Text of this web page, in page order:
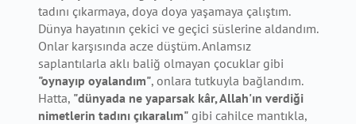
tadını çıkarmaya, doya doya yaşamaya çalıştım.
Dünya hayatının çekici ve geçici süslerine aldandım.
Onlar karşısında acze düştüm. Anlamsız
saplantılarla aklı baliğ olmayan çocuklar gibi
"oynayıp oyalandım", onlara tutkuyla bağlandım.
Hatta, "dünyada ne yaparsak kâr, Allah'ın verdiği
nimetlerin tadını çıkaralım" gibi cahilce mantıkla,